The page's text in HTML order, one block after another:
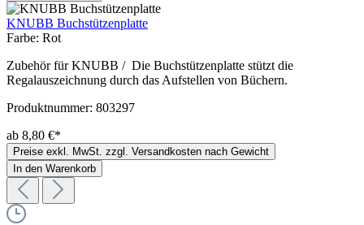
KNUBB Buchstützenplatte
Farbe: Rot
Zubehör für KNUBB / Die Buchstützenplatte stützt die
Regalauszeichnung durch das Aufstellen von Büchern.
Produktnummer: 803297
ab 8,80 €*
Preise exkl. MwSt. zzgl. Versandkosten nach Gewicht
In den Warenkorb